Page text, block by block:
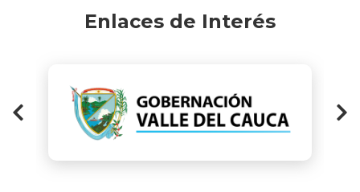
Enlaces de Interés